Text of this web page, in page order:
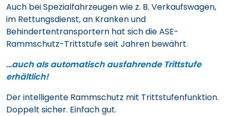
Auch bei Spezialfahrzeugen wie z. B. Verkaufswagen,
im Rettungsdienst, an Kranken und
Behindertentransportern hat sich die ASE-
Rammschutz-Trittstufe seit Jahren bewährt.
…auch als automatisch ausfahrende Trittstufe
erhältlich!
Der intelligente Rammschutz mit Trittstufenfunktion.
Doppelt sicher. Einfach gut.